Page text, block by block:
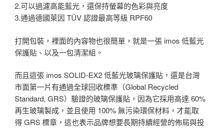
2.可以過濾高能藍光，還保持螢幕的色彩與亮度
3.通過德國萊因 TÜV 認證最高等級 RPF60
打開包裝，裡面的內容物也很簡單，就是一張 imos 低藍光
保護貼、以及一包清潔組。
而且這張 imos SOLID-EX2 低藍光玻璃保護貼，還是台灣
市面第一片有通過全球回收標準（Global Recycled
Standard, GRS）驗證的玻璃保護貼，因為它採用高達 60%
再生玻璃製成，並且使用 100% 無污染環保材料，才能取
得 GRS 標章，這也表示品牌想要長期持續經營的佈局與投